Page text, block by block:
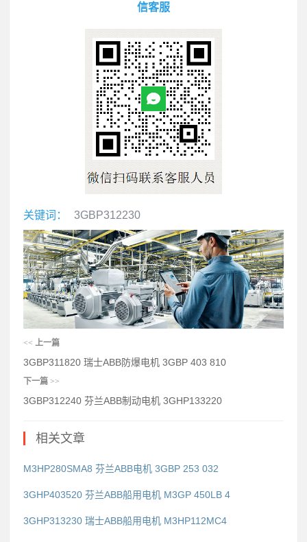
信客服
关键词： 3GBP312230
<< 上一篇
3GBP311820 瑞士ABB防爆电机 3GBP 403 810
下一篇 >>
3GBP312240 芬兰ABB制动电机 3GHP133220
相关文章
M3HP280SMA8 芬兰ABB电机 3GBP 253 032
3GHP403520 芬兰ABB船用电机 M3GP 450LB 4
3GHP313230 瑞士ABB船用电机 M3HP112MC4